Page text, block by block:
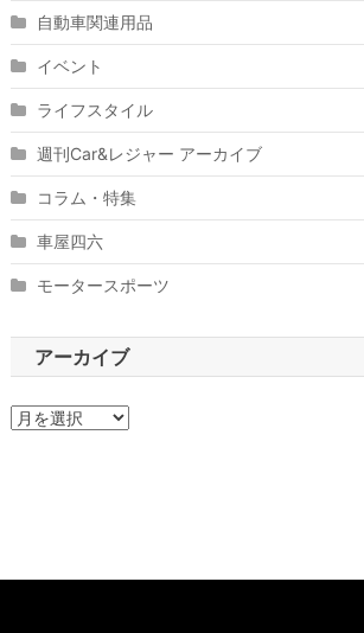
自動車関連用品
イベント
ライフスタイル
週刊Car&レジャー アーカイブ
コラム・特集
車屋四六
モータースポーツ
アーカイブ
ア